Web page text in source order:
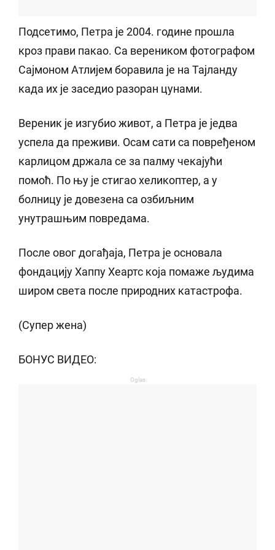
Подсетимо, Петра је 2004. године прошла
кроз прави пакао. Са вереником фотографом
Сајмоном Атлијем боравила је на Тајланду
када их је заседио разоран цунами.
Вереник је изгубио живот, а Петра је једва
успела да преживи. Осам сати са повређеном
карлицом држала се за палму чекајући
помоћ. По њу је стигао хеликоптер, а у
болницу је довезена са озбиљним
унутрашњим повредама.
После овог догађаја, Петра је основала
фондацију Хаппy Хеартс која помаже људима
широм света после природних катастрофа.
(Супер жена)
БОНУС ВИДЕО:
Oglas